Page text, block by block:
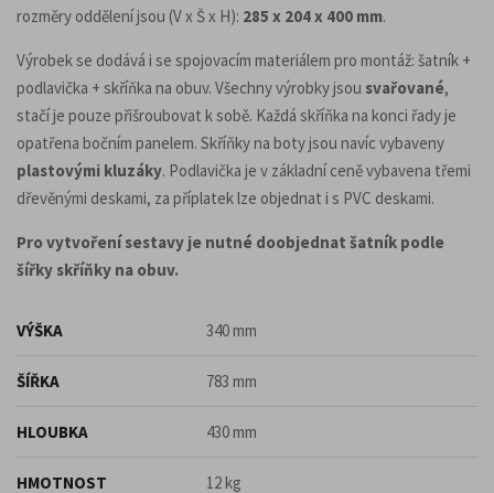
rozměry oddělení jsou (V x Š x H): 285 x 204 x 400 mm.
Výrobek se dodává i se spojovacím materiálem pro montáž: šatník +
podlavička + skříňka na obuv. Všechny výrobky jsou svařované,
stačí je pouze přišroubovat k sobě. Každá skříňka na konci řady je
opatřena bočním panelem. Skříňky na boty jsou navíc vybaveny
plastovými kluzáky. Podlavička je v základní ceně vybavena třemi
dřevěnými deskami, za příplatek lze objednat i s PVC deskami.
Pro vytvoření sestavy je nutné doobjednat šatník podle
šířky skříňky na obuv.
VÝŠKA 340 mm
ŠÍŘKA 783 mm
HLOUBKA 430 mm
HMOTNOST 12 kg